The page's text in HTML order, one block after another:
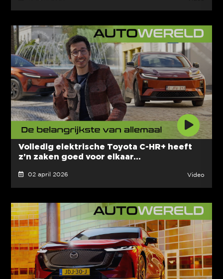
Volledig elektrische Toyota C-HR+ heeft
z’n zaken goed voor elkaar...
02 april 2026 Video